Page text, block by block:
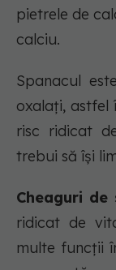
pietrele de
calciu.
Spanacul
oxalați, astfel
risc ridicat
trebui să își
Cheaguri de
ridicat de
multe funcții